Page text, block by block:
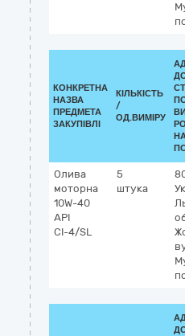
КОНКРЕТНА
НАЗВА
ПРЕДМЕТА
ЗАКУПІВЛІ
КІЛЬКІСТЬ
/
ОД.ВИМІРУ
Олива
моторна
10W-40
API
СІ-4/SL
5
штука